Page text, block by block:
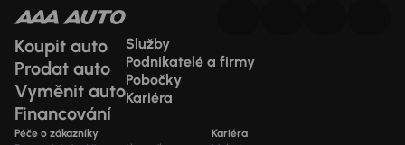
Koupit auto
Prodat auto
Vyměnit auto
Financování
Služby
Podnikatelé a firmy
Pobočky
Kariéra
Péče o zákazníky Kariéra